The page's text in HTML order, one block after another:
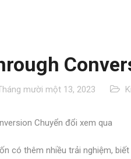
mười một 13, 2023
Chuyển đổi xem qua
có thêm nhiều trải nghiệm,